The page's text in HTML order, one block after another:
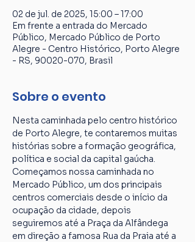
02 de jul. de 2025, 15:00 – 17:00
Em frente a entrada do Mercado
Público, Mercado Público de Porto
Alegre - Centro Histórico, Porto Alegre
- RS, 90020-070, Brasil
Sobre o evento
Nesta caminhada pelo centro histórico
de Porto Alegre, te contaremos muitas
histórias sobre a formação geográfica,
política e social da capital gaúcha.
Começamos nossa caminhada no
Mercado Público, um dos principais
centros comerciais desde o início da
ocupação da cidade, depois
seguiremos até a Praça da Alfândega
em direção a famosa Rua da Praia até a